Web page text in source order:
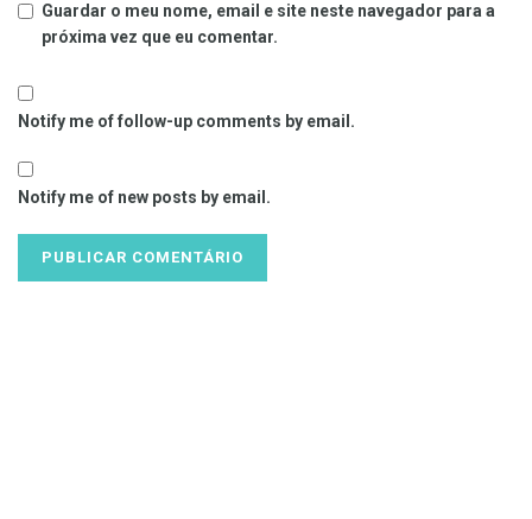
Guardar o meu nome, email e site neste navegador para a
próxima vez que eu comentar.
Notify me of follow-up comments by email.
Notify me of new posts by email.